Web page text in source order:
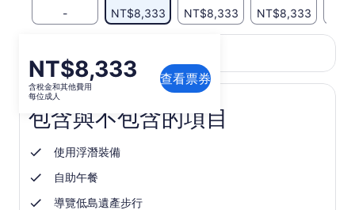
- NT$8,333 NT$8,333 NT$8,333
價
格
為
NT$8,333
每
位
人
NT$8,333
含稅金和其他費用
每位成人
查看票券
查看英文原文翻譯品質意見反應
新
中
開
包含與不包含的項目
使用浮潛裝備
自助午餐
導覽低島遺產步行